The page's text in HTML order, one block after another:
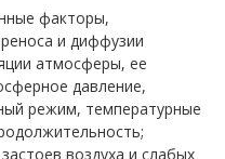
факторы,
и диффузии
атмосферы, ее
давление,
режим, температурные
воздуха и слабых